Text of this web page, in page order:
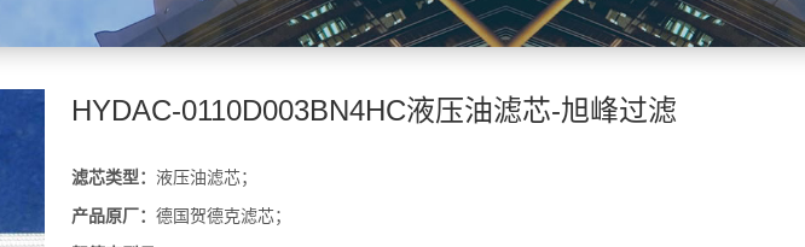
HYDAC-0110D003BN4HC液压油滤芯-旭峰过滤
滤芯类型： 液压油滤芯；
产品原厂： 德国贺德克滤芯；